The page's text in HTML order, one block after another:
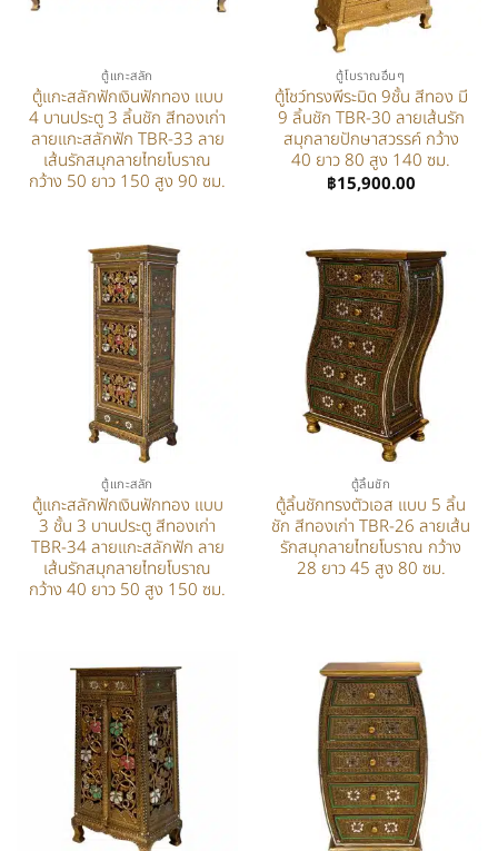
ตู้แกะสลัก
ตู้แกะสลักฟักเงินฟักทอง แบบ
4 บานประตู 3 ลิ้นชัก สีทองเก่า
ลายแกะสลักฟัก TBR-33 ลาย
เส้นรักสมุกลายไทยโบราณ
กว้าง 50 ยาว 150 สูง 90 ซม.
ตู้โบราณอื่นๆ
ตู้โชว์ทรงพีระมิด 9ชั้น สีทอง มี
9 ลิ้นชัก TBR-30 ลายเส้นรัก
สมุกลายปักษาสวรรค์ กว้าง
40 ยาว 80 สูง 140 ซม.
฿15,900.00
ตู้แกะสลัก
ตู้แกะสลักฟักเงินฟักทอง แบบ
3 ชั้น 3 บานประตู สีทองเก่า
TBR-34 ลายแกะสลักฟัก ลาย
เส้นรักสมุกลายไทยโบราณ
กว้าง 40 ยาว 50 สูง 150 ซม.
ตู้ลิ้นชัก
ตู้ลิ้นชักทรงตัวเอส แบบ 5 ลิ้น
ชัก สีทองเก่า TBR-26 ลายเส้น
รักสมุกลายไทยโบราณ กว้าง
28 ยาว 45 สูง 80 ซม.